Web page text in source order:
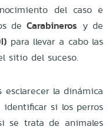
del caso e
deCarabineros y de
para llevar a cabo las
sitio del suceso.
la dinámica
si los perros
se trata de animales